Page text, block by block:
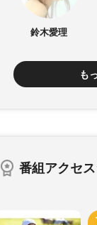
鈴木愛理
も
番組アクセ